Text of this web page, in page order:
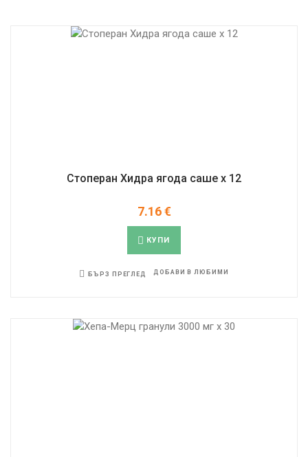
Стоперан Хидра ягода саше x 12
7.16€
КУПИ
БЪРЗ ПРЕГЛЕД ДОБАВИ В ЛЮБИМИ